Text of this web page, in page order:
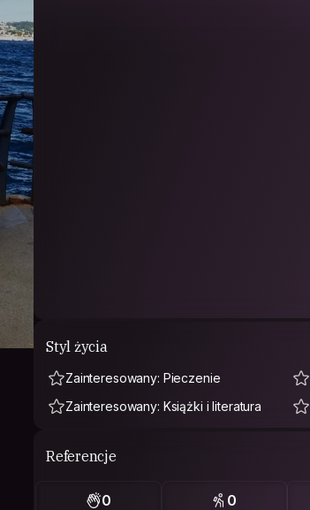
Styl życia
Zainteresowany: Pieczenie
Zainteresowany: Książki i literatura
Referencje
0 0